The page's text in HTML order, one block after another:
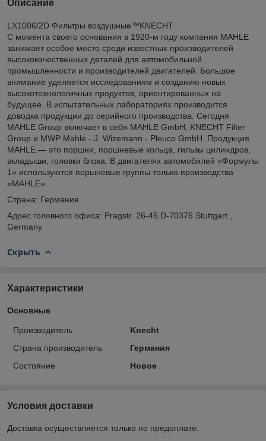
Описание
LX1006/2D Фильтры воздушные™KNECHT
С момента своего основания в 1920-м году компания MAHLE
занимает особое место среди известных производителей
высококачественных деталей для автомобильной
промышленности и производителей двигателей. Большое
внимание уделяется исследованиям и созданию новых
высокотехнологичных продуктов, ориентированных на
будущее. В испытательных лабораториях производится
доводка продукции до серийного производства. Сегодня
MAHLE Group включает в себя MAHLE GmbH, KNECHT Filter
Group и MWP Mahle - J. Wizemann - Pleuco GmbH. Продукция
MAHLE — это поршни, поршневые кольца, гильзы цилиндров,
вкладыши, головки блока. В двигателях автомобилей «Формулы
1» используются поршневые группы только производства
«MAHLE».
Страна: Германия
Адрес головного офиса: Pragstr. 26-46.D-70376 Stuttgart ,
Germany
Скрыть
Характеристики
Основные
Производитель
Knecht
Страна производитель
Германия
Состояние
Новое
Условия доставки
Доставка осуществляется только по предоплате.